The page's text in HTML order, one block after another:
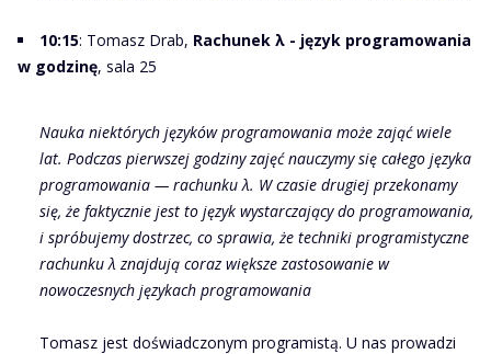
10:15: Tomasz Drab, Rachunek λ - język programowania
w godzinę, sala 25
Nauka niektórych języków programowania może zająć wiele
lat. Podczas pierwszej godziny zajęć nauczymy się całego języka
programowania — rachunku λ. W czasie drugiej przekonamy
się, że faktycznie jest to język wystarczający do programowania,
i spróbujemy dostrzec, co sprawia, że techniki programistyczne
rachunku λ znajdują coraz większe zastosowanie w
nowoczesnych językach programowania
Tomasz jest doświadczonym programistą. U nas prowadzi